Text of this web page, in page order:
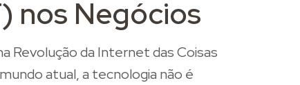
nos Negócios
Revolução da Internet das Coisas
atual, a tecnologia não é